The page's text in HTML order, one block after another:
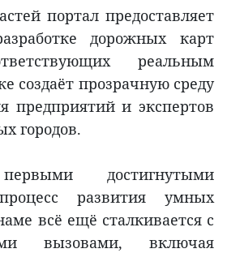
портал предоставляет
дорожных карт
реальным
создаёт прозрачную среду
предприятий и экспертов
городов.
достигнутыми
развития умных
всё ещё сталкивается с
вызовами, включая